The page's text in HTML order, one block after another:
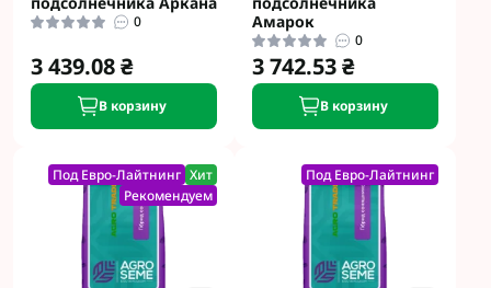
0
3 439.08 ₴
В корзину
Амарок
0
3 742.53 ₴
В корзину
Под Евро-Лайтнинг Хит
Рекомендуем
Под Евро-Лайтнинг